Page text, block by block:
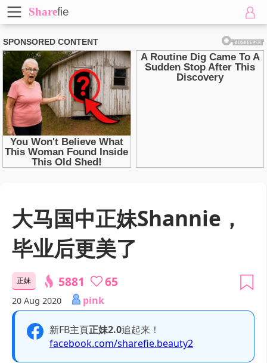
Sharefie
大马国中正妹Shannie，
毕业后更美了
正妹 5881 65
20 Aug 2020 pink
新FB主頁正妹2.0追起来！
facebook.com/sharefie.beauty2